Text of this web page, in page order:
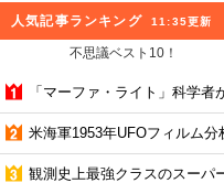
人気記事ランキング 11:35更新
不思議ベスト10！
「マーファ・ライト」科学
米海軍1953年UFOフィルム分
観測史上最強クラスのスーパ